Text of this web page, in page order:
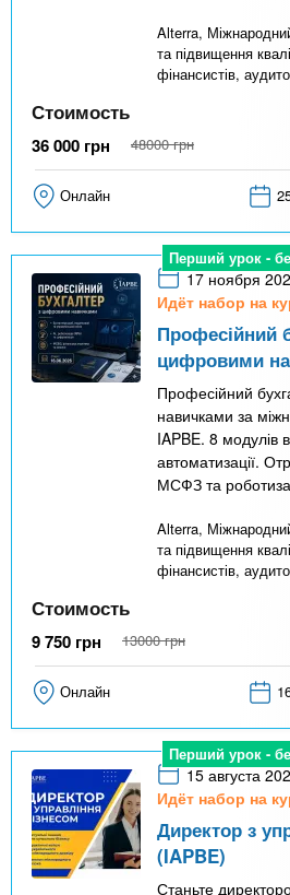
Alterra,
та підвищення
фінансистів,
Стоимость
36 000 грн 48000 грн
Онлайн
Перший урок -
17 ноября
Идёт набор на
Професійний
цифровими
Професійний
навичками за
IAPBE. 8 модулів
автоматизації.
МСФЗ та
Alterra,
та підвищення
фінансистів,
Стоимость
9 750 грн 13000 грн
Онлайн
Перший урок -
15 августа
Идёт набор на
Директор з
(IAPBE)
Станьте